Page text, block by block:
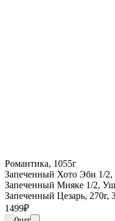
Романтика, 1055г
Запеченный Хото Эби 1/2,
Запеченный Мияке 1/2,
Запеченный Цезарь, 270г,
1499₽